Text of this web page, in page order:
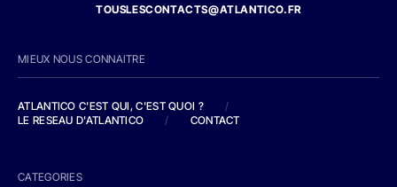
TOUSLESCONTACTS@ATLANTICO.FR
MIEUX NOUS CONNAITRE
ATLANTICO C'EST QUI, C'EST QUOI ?
/
LE RESEAU D'ATLANTICO
/ CONTACT
CATEGORIES